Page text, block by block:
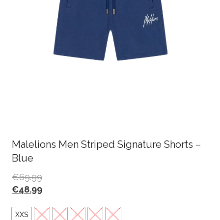
Malelions Men Striped Signature Shorts –
Blue
€69.99
€48.99
XXS XS S M L XL